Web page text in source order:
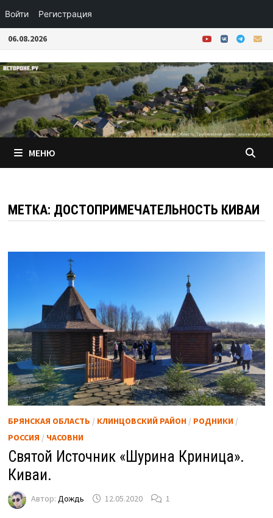
Войти Регистрация
Перейти
содержимому
06.08.2026
МЕНЮ
МЕТКА: ДОСТОПРИМЕЧАТЕЛЬНОСТЬ КИВАИ
БРЯНСКАЯ ОБЛАСТЬ / КЛИНЦОВСКИЙ РАЙОН/ РОДНИКИ/
РОССИЯ / ЧАСОВНИ
Святой Источник «Шурина Криница».
Киваи.
Автор: Дождь 12.05.2020 1